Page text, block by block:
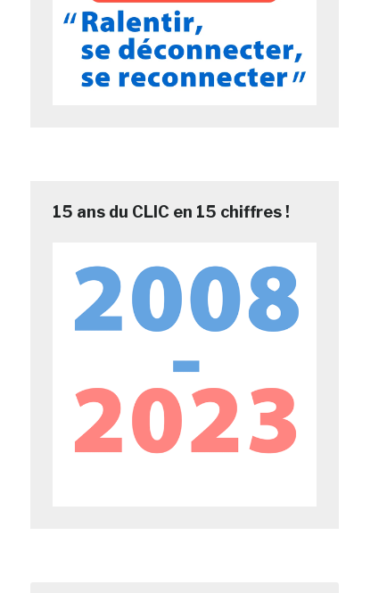
15 ans du CLIC en 15 chiffres !